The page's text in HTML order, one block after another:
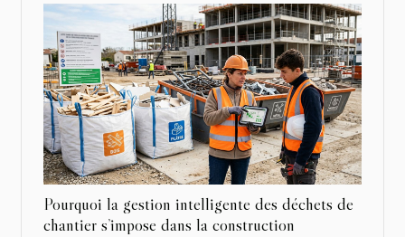
Pourquoi la gestion intelligente des déchets de
chantier s’impose dans la construction